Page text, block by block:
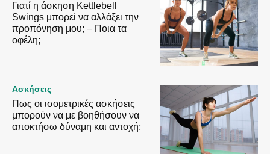
Γιατί η άσκηση Kettlebell
Swings μπορεί να αλλάξει την
προπόνηση μου; – Ποια τα
οφέλη;
Ασκήσεις
Πως οι ισομετρικές ασκήσεις
μπορούν να με βοηθήσουν να
αποκτήσω δύναμη και αντοχή;